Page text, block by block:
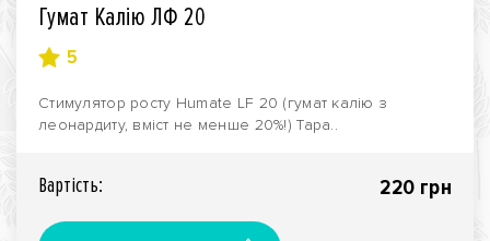
Гумат Калію ЛФ 20
5
Стимулятор росту Humate LF 20 (гумат калію з
леонардиту, вміст не менше 20%!) Тара..
Вартiсть: 220 грн